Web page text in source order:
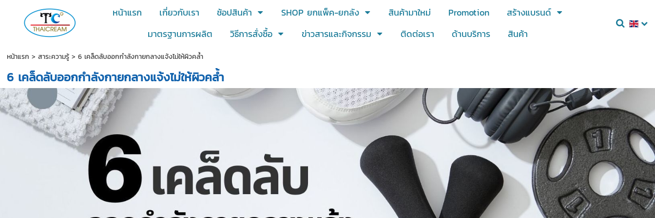
หน้าแรก เกี่ยวกับเรา ช้อปสินค้า SHOP ยกแพ็ค-ยกลัง สินค้ามาใหม่ Promotion
สร้างแบรนด์
มาตรฐานการผลิต
วิธีการสั่งซื้อ ข่าวสารและกิจกรรม ติดต่อเรา ด้านบริการ สินค้า
หน้าแรก > สาระความรู้> 6 เคล็ดลับออกกำลังกายกลางแจ้งไม่ให้ผิวคล้ำ
6 เคล็ดลับออกกำลังกายกลางแจ้งไม่ให้ผิวคล้ำ